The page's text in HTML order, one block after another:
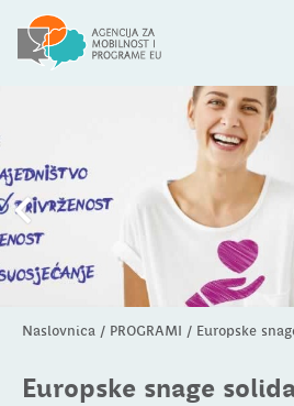
Naslovnica / PROGRAMI / Europske
Europske snage